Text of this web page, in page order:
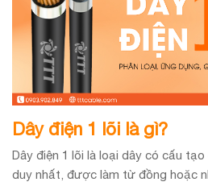
Dây điện 1 lõi là gì?
Dây điện 1 lõi là loại dây có cấu
duy nhất, được làm từ đồng hoặc